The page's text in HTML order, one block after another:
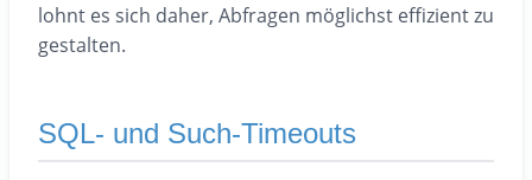
lohnt es sich daher, Abfragen möglichst effizient zu
gestalten.
SQL- und Such-Timeouts